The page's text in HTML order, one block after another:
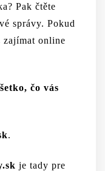
Pak čtěte
správy. Pokud
zajímat online
čo vás
.
je tady pre